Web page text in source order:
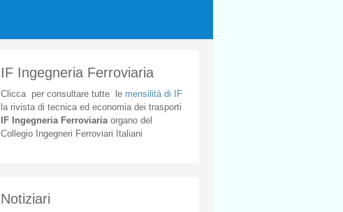
IF Ingegneria Ferroviaria
Cliccaper consultare tuttele mensilità di IF
la rivista di tecnica ed economia dei trasporti
IF Ingegneria Ferroviaria organodel
Collegio
Ingegneri Ferroviari Italiani
Notiziari